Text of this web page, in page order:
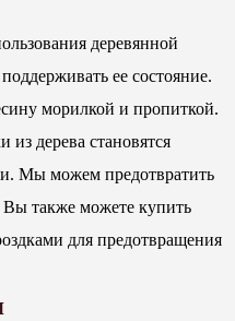
деревянной
ее состояние.
морилкой и пропиткой.
дерева становятся
Мы можем предотвратить
Вы также можете купить
для предотвращения